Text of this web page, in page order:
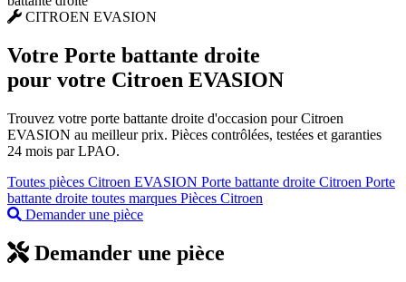
CITROEN EVASION
Votre Porte battante droite
pour votre Citroen EVASION
Trouvez votre porte battante droite d'occasion pour Citroen
EVASION au meilleur prix. Pièces contrôlées, testées et garanties
24 mois par LPAO.
Toutes pièces Citroen EVASION Porte battante droite Citroen Porte
battante droite toutes marques Pièces Citroen
Demander une pièce
Demander une pièce